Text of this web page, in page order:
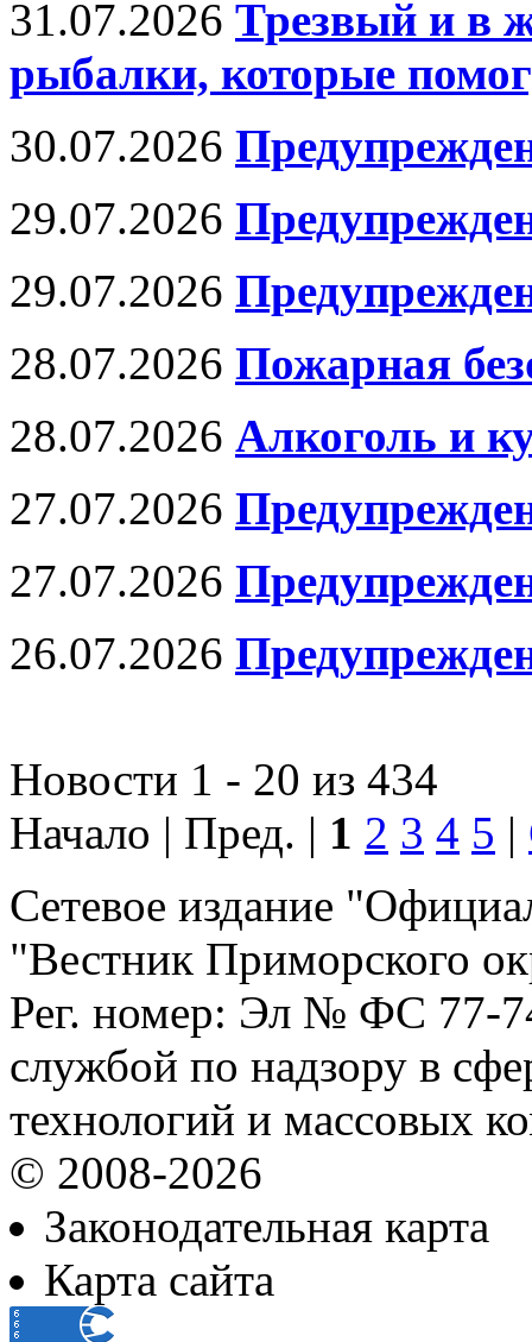
31.07.2026 Трезвый и в
рыбалки, которые
30.07.2026
29.07.2026
29.07.2026
28.07.2026 Пожарная
28.07.2026 Алкоголь и
27.07.2026
27.07.2026
26.07.2026
Новости 1 - 20 из 434
Начало | Пред. | 1 2 3 4 5 |
Сетевое издание
"Вестник Приморского
Рег. номер: Эл № ФС 77-
службой по надзору в
технологий и массовых
© 2008-2026
Законодательная карта
Карта сайта